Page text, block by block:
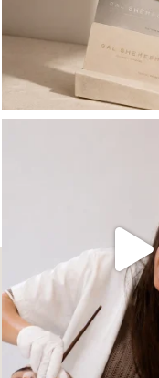
הבדל גדול במראה ובאיכות העור